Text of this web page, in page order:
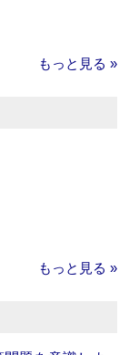
もっと見る »
もっと見る »